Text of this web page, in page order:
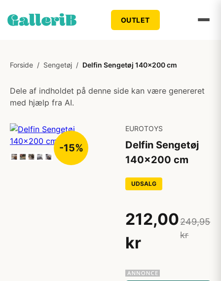
OUTLET
Forside / Sengetøj / Delfin Sengetøj 140x200 cm
Dele af indholdet på denne side kan være genereret
med hjælp fra AI.
-15%
EUROTOYS
Delfin Sengetøj
140x200 cm
UDSALG
212,00
kr
249,95
kr